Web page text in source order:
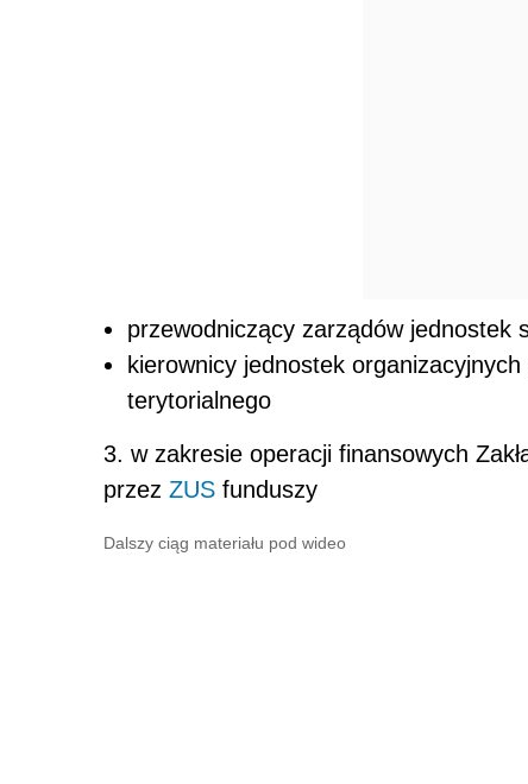
przewodniczący zarządów jednostek
kierownicy jednostek
terytorialnego
3. w zakresie operacji finansowych
przez ZUS funduszy
Dalszy ciąg materiału pod wideo